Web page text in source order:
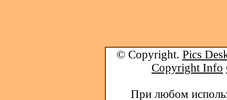
© Copyright. Pics
Copyright Info
При любом